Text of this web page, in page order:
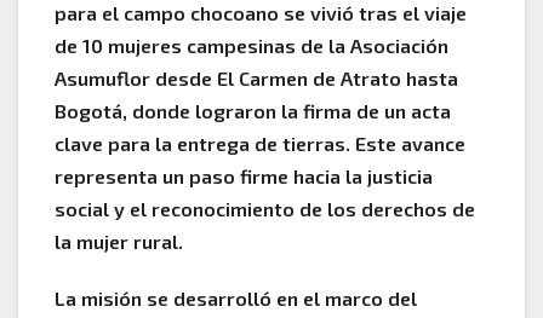
para el campo chocoano se vivió tras el viaje
de 10 mujeres campesinas de la Asociación
Asumuflor desde El Carmen de Atrato hasta
Bogotá, donde lograron la firma de un acta
clave para la entrega de tierras. Este avance
representa un paso firme hacia la justicia
social y el reconocimiento de los derechos de
la mujer rural.
La misión se desarrolló en el marco del